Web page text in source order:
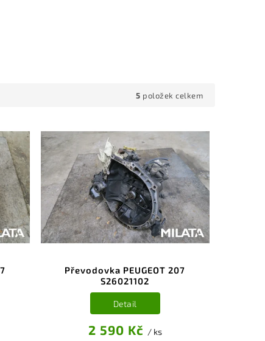
5 položek celkem
Převodovka PEUGEOT 207
S26021102
2 590 Kč / ks
Detail